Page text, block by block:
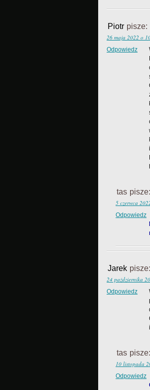
Piotr pisze:
26 maja 2022 o
Odpowiedz
tas pisze:
5 czerwca
Odpowiedz
Jarek pisze:
24 października
Odpowiedz
tas pisze:
10 listopada
Odpowiedz